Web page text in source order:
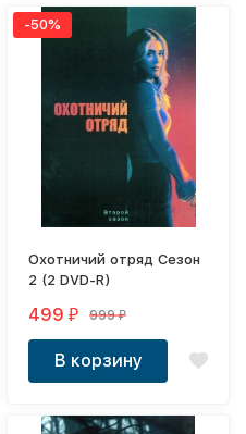
-50%
Охотничий отряд Сезон
2 (2 DVD-R)
499₽ 999₽
В корзину